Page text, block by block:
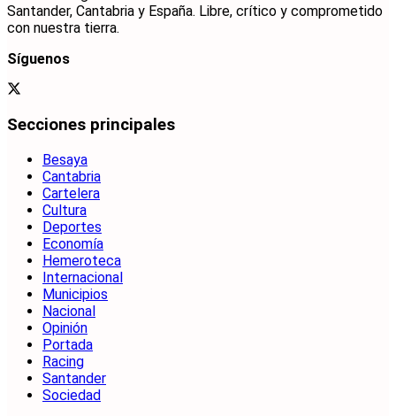
Santander, Cantabria y España. Libre, crítico y comprometido
con nuestra tierra.
Síguenos
Secciones principales
Besaya
Cantabria
Cartelera
Cultura
Deportes
Economía
Hemeroteca
Internacional
Municipios
Nacional
Opinión
Portada
Racing
Santander
Sociedad